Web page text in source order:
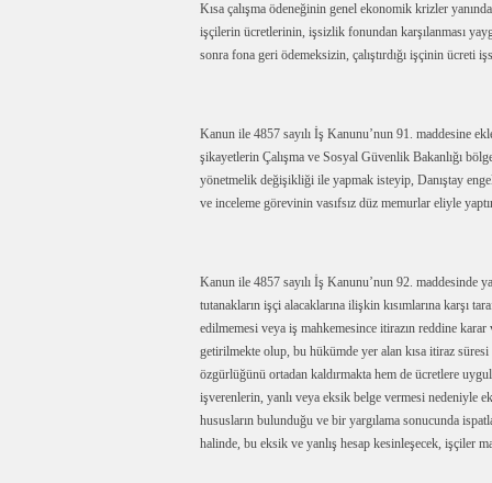
Kısa çalışma ödeneğinin genel ekonomik krizler
işçilerin ücretlerinin, işsizlik fonundan karşılanması
sonra fona geri ödemeksizin, çalıştırdığı işçinin ücreti
Kanun ile 4857 sayılı İş Kanunu’nun 91. maddesine
şikayetlerin Çalışma ve Sosyal Güvenlik Bakanlığı
yönetmelik değişikliği ile yapmak isteyip, Danıştay
ve inceleme görevinin vasıfsız düz memurlar eliyle
Kanun ile 4857 sayılı İş Kanunu’nun 92. maddesinde
tutanakların işçi alacaklarına ilişkin kısımlarına karşı
edilmemesi veya iş mahkemesince itirazın reddine
getirilmekte olup, bu hükümde yer alan kısa itiraz süresi
özgürlüğünü ortadan kaldırmakta hem de ücretlere
işverenlerin, yanlı veya eksik belge vermesi nedeniyle
hususların bulunduğu ve bir yargılama sonucunda
halinde, bu eksik ve yanlış hesap kesinleşecek, işçiler